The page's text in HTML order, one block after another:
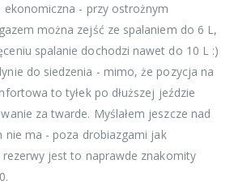
ekonomiczna - przy ostrożnym
można zejść ze spalaniem do 6 L,
spalanie dochodzi nawet do 10 L :)
do siedzenia - mimo, że pozycja na
to tyłek po dłuższej jeździe
za twarde. Myślałem jeszcze nad
nie ma - poza drobiazgami jak
rezerwy jest to naprawde znakomity